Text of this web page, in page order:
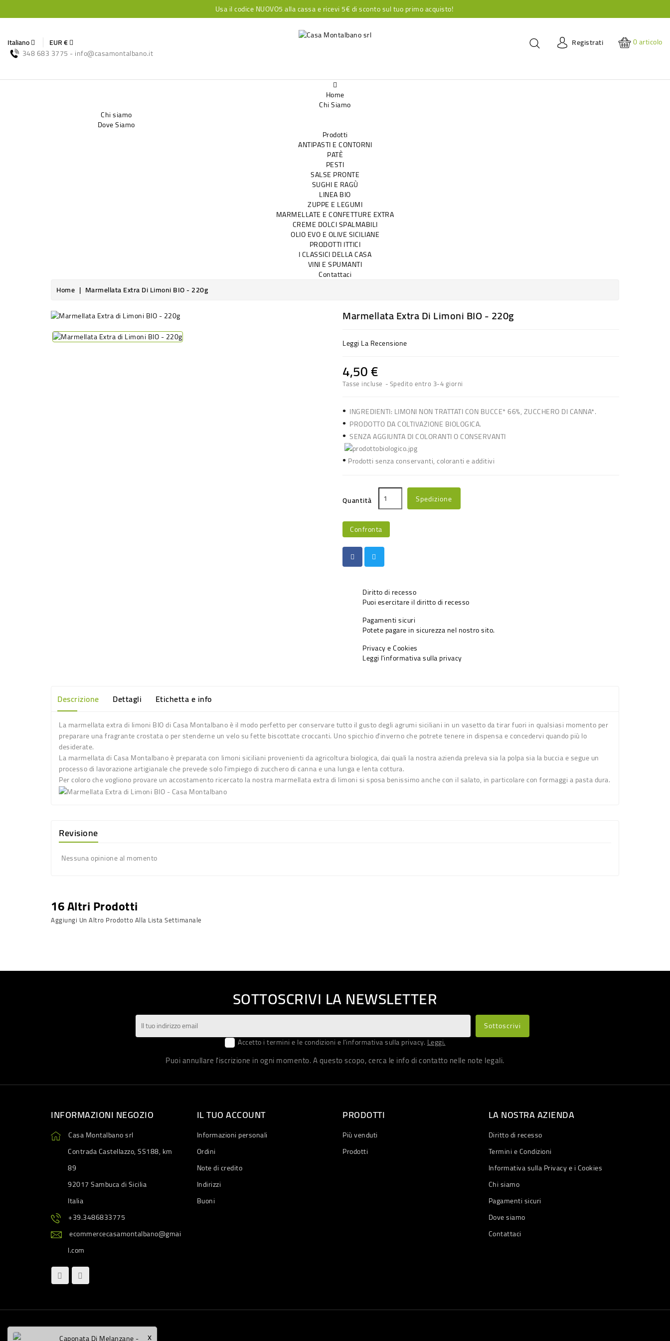
Usa il codice NUOVO5 alla cassa e ricevi 5€ di sconto sul tuo primo acquisto!
Italiano
EUR €
348 683 3775 - info@casamontalbano.it
Registrati 0articolo
Home
Chi Siamo
Chi siamo
Dove Siamo
Prodotti
ANTIPASTI E CONTORNI
PATÈ
PESTI
SALSE PRONTE
SUGHI E RAGÙ
LINEA BIO
ZUPPE E LEGUMI
MARMELLATE E CONFETTURE EXTRA
CREME DOLCI SPALMABILI
OLIO EVO E OLIVE SICILIANE
PRODOTTI ITTICI
I CLASSICI DELLA CASA
VINI E SPUMANTI
Contattaci
Home
Marmellata Extra Di Limoni BIO - 220g
Marmellata Extra Di Limoni BIO - 220g
Leggi La Recensione
4,50 €
Tasse incluse Spedito entro 3-4 giorni
• INGREDIENTI: LIMONI NON TRATTATI CON BUCCE* 66%, ZUCCHERO DI CANNA*.
• PRODOTTO DA COLTIVAZIONE BIOLOGICA.
• SENZA AGGIUNTA DI COLORANTI O CONSERVANTI
• Prodotti senza conservanti, coloranti e additivi
Quantità Spedizione
Confronta
Diritto di recesso
Puoi esercitare il diritto di recesso
Pagamenti sicuri
Potete pagare in sicurezza nel nostro sito.
Privacy e Cookies
Leggi l'informativa sulla privacy
Descrizione Dettagli Etichetta e info
Lamarmellata extra di limoni BIOdi Casa Montalbano è il modo perfetto per conservare tutto il gusto degli agrumi siciliani in un vasetto da tirar fuori in qualsiasi momento per
preparare una fragrante crostata o per stenderne un velo su fette biscottate croccanti. Uno spicchio d'inverno che potrete tenere in dispensa e concedervi quando più lo
desiderate.
Lamarmellata di Casa Montalbanoè preparata con limoni siciliani provenienti da agricoltura biologica, dai quali la nostra azienda preleva sia la polpa sia la buccia e segue un
processo di lavorazione artigianale che prevede solo l'impiego di zucchero di canna e una lunga e lenta cottura.
Per coloro che vogliono provare un accostamento ricercato la nostra marmellata extra di limoni si sposa benissimo anche con il salato, in particolare con formaggi a pasta dura.
Revisione
Nessuna opinione al momento
16 Altri Prodotti
Aggiungi Un Altro Prodotto Alla Lista Settimanale
SOTTOSCRIVI LA NEWSLETTER
Accetto i termini e le condizioni e l'informativa sulla privacy.Leggi.
Puoi annullare l'iscrizione in ogni momento. A questo scopo, cerca le info di contatto nelle note legali.
INFORMAZIONI NEGOZIO
Casa Montalbano srl
Contrada Castellazzo, SS188, km
89
92017 Sambuca di Sicilia
Italia
+39.3486833775
ecommercecasamontalbano@gmai
l.com
IL TUO ACCOUNT
Informazioni personali
Ordini
Note di credito
Indirizzi
Buoni
PRODOTTI
Più venduti
Prodotti
LA NOSTRA AZIENDA
Diritto di recesso
Termini e Condizioni
Informativa sulla Privacy e i Cookies
Chi siamo
Pagamenti sicuri
Dove siamo
Contattaci
x
Caponata Di Melanzane -